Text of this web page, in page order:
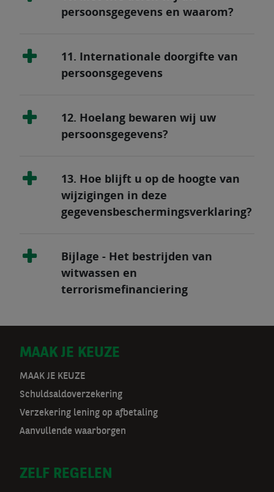
persoonsgegevens en waarom?
11. Internationale doorgifte van
persoonsgegevens
12. Hoelang bewaren wij uw
persoonsgegevens?
13. Hoe blijft u op de hoogte van
wijzigingen in deze
gegevensbeschermingsverklaring?
Bijlage - Het bestrijden van
witwassen en
terrorismefinanciering
D
o
o
r
a
MAAK JE KEUZE
MAAK JE KEUZE
Schuldsaldoverzekering
Verzekering lening op afbetaling
Aanvullende waarborgen
ZELF REGELEN